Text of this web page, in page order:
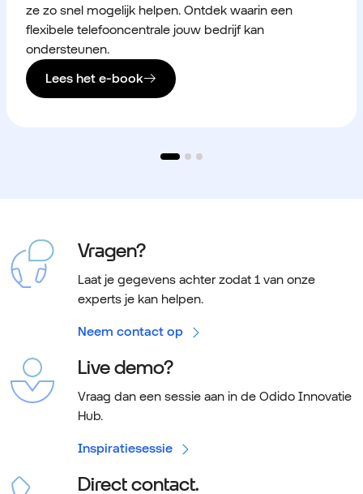
ze zo snel mogelijk helpen. Ontdek waarin een
flexibele telefooncentrale jouw bedrijf kan
ondersteunen.
Lees het e-book
Vragen?
Laat je gegevens achter zodat 1 van onze
experts je kan helpen.
Neem contact op
Live demo?
Vraag dan een sessie aan in de Odido Innovatie
Hub.
Inspiratiesessie
Direct contact.